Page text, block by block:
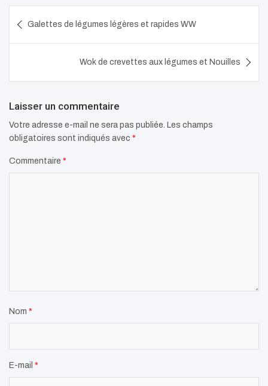
de
Galettes de légumes légères et rapides WW
Wok de crevettes aux légumes et Nouilles
Laisser un commentaire
Votre adresse e-mail ne sera pas publiée. Les champs
obligatoires sont indiqués avec *
Commentaire *
Nom *
E-mail *